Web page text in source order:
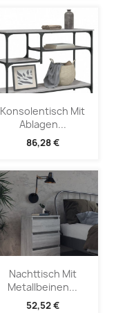
Konsolentisch Mit
Ablagen...
86,28 €
Nachttisch Mit
Metallbeinen...
52,52 €